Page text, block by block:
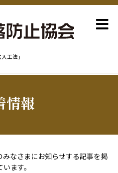
工法」
情報
なさまにお知らせする記事を掲
ます。